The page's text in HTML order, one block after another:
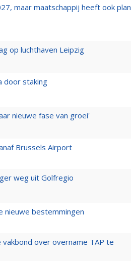
maar maatschappij heeft ook plan
op luchthaven Leipzig
door staking
nieuwe fase van groei'
Brussels Airport
weg uit Golfregio
nieuwe bestemmingen
over overname TAP te